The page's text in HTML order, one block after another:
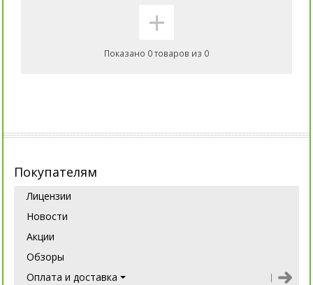
+
Показано 0 товаров из 0
Покупателям
Лицензии
Новости
Акции
Обзоры
Оплата и доставка